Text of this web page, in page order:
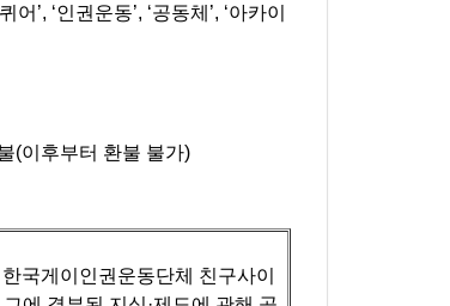
’, ‘인권운동’, ‘공동체’, ‘아카이
(이후부터 환불 불가)
국게이인권운동단체 친구사이